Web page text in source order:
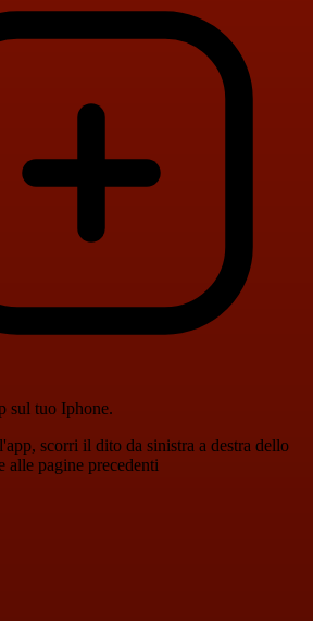
sul tuo Iphone.
scorri il dito da sinistra a destra dello
alle pagine precedenti